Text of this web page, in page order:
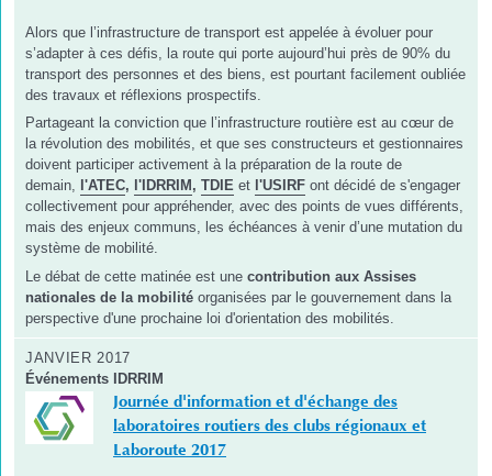
Alors que l’infrastructure de transport est appelée à évoluer pour
s’adapter à ces défis, la route qui porte aujourd’hui près de 90% du
transport des personnes et des biens, est pourtant facilement oubliée
des travaux et réflexions prospectifs.
Partageant la conviction que l’infrastructure routière est au cœur de
la révolution des mobilités, et que ses constructeurs et gestionnaires
doivent participer activement à la préparation de la route de
demain, l'ATEC, l'IDRRIM , TDIE et l'USIRF ont décidé de s'engager
collectivement pour appréhender, avec des points de vues différents,
mais des enjeux communs, les échéances à venir d’une mutation du
système de mobilité.
Le débat de cette matinée est une contribution aux Assises
nationales de la mobilité organisées par le gouvernement dans la
perspective d'une prochaine loi d'orientation des mobilités.
JANVIER 2017
Événements IDRRIM
Journée d'information et d'échange des
laboratoires routiers des clubs régionaux et
Laboroute 2017